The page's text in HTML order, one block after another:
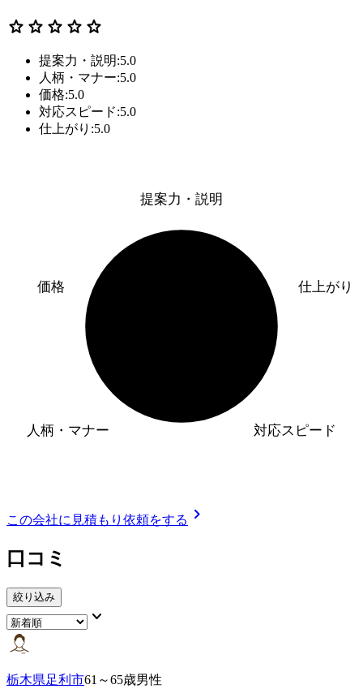
star star star star star
提案力・説明:5.0
人柄・マナー:5.0
価格:5.0
対応スピード:5.0
仕上がり:5.0
提案力・説明
仕上がり
対応スピード
人柄・マナー
価格
この会社に見積もり依頼をする chevron_right
口コミ
絞り込み
keyboard_arrow_down
栃木県足利市61～65歳男性